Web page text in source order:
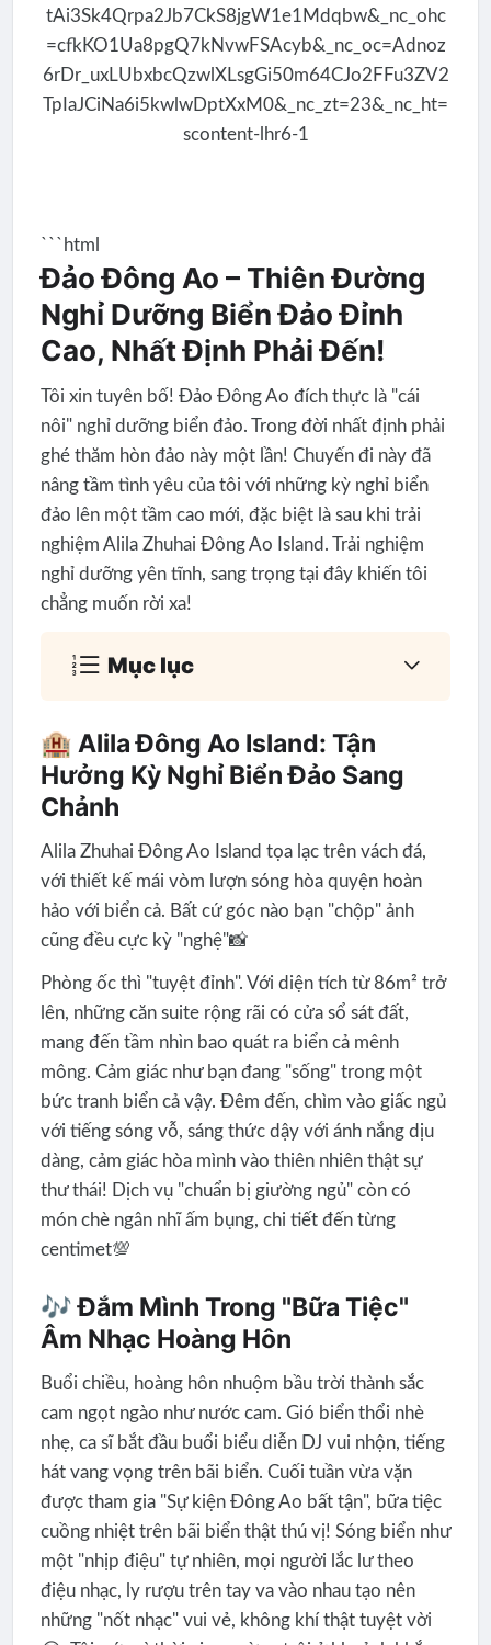
```html
Đảo Đông Ao – Thiên Đường
Nghỉ Dưỡng Biển Đảo Đỉnh
Cao, Nhất Định Phải Đến!
Tôi xin tuyên bố! Đảo Đông Ao đích thực là "cái
nôi" nghỉ dưỡng biển đảo. Trong đời nhất định phải
ghé thăm hòn đảo này một lần! Chuyến đi này đã
nâng tầm tình yêu của tôi với những kỳ nghỉ biển
đảo lên một tầm cao mới, đặc biệt là sau khi trải
nghiệm Alila Zhuhai Đông Ao Island. Trải nghiệm
nghỉ dưỡng yên tĩnh, sang trọng tại đây khiến tôi
chẳng muốn rời xa!
Mục lục
🏨 Alila Đông Ao Island: Tận
Hưởng Kỳ Nghỉ Biển Đảo Sang
Chảnh
Alila Zhuhai Đông Ao Island tọa lạc trên vách đá,
với thiết kế mái vòm lượn sóng hòa quyện hoàn
hảo với biển cả. Bất cứ góc nào bạn "chộp" ảnh
cũng đều cực kỳ "nghệ"📸
Phòng ốc thì "tuyệt đỉnh". Với diện tích từ 86m² trở
lên, những căn suite rộng rãi có cửa sổ sát đất,
mang đến tầm nhìn bao quát ra biển cả mênh
mông. Cảm giác như bạn đang "sống" trong một
bức tranh biển cả vậy. Đêm đến, chìm vào giấc ngủ
với tiếng sóng vỗ, sáng thức dậy với ánh nắng dịu
dàng, cảm giác hòa mình vào thiên nhiên thật sự
thư thái! Dịch vụ "chuẩn bị giường ngủ" còn có
món chè ngân nhĩ ấm bụng, chi tiết đến từng
centimet💯
🎶 Đắm Mình Trong "Bữa Tiệc"
Âm Nhạc Hoàng Hôn
Buổi chiều, hoàng hôn nhuộm bầu trời thành sắc
cam ngọt ngào như nước cam. Gió biển thổi nhè
nhẹ, ca sĩ bắt đầu buổi biểu diễn DJ vui nhộn, tiếng
hát vang vọng trên bãi biển. Cuối tuần vừa vặn
được tham gia "Sự kiện Đông Ao bất tận", bữa tiệc
cuồng nhiệt trên bãi biển thật thú vị! Sóng biển như
một "nhịp điệu" tự nhiên, mọi người lắc lư theo
điệu nhạc, ly rượu trên tay va vào nhau tạo nên
những "nốt nhạc" vui vẻ, không khí thật tuyệt vời